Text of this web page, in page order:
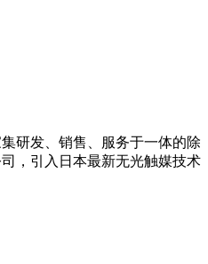
研发、销售、服务于一体的除
，引入日本最新无光触媒技术